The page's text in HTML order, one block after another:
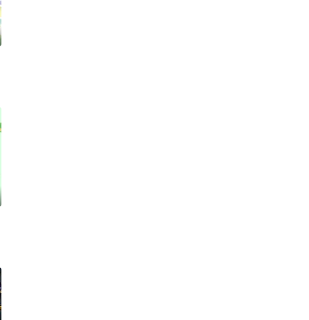
国军中步步高升的故事。
。然而有一天，她深爱的母亲去世了，美冶被鸿藏家族的本家收养。
在原作中广受欢迎的篇章，细腻地描绘了瑞稀、佐野、中津三人之间的情
不幸丧命。然而他
的都市。随着时间的推移，海上都市的规模越来越大，航路越
王后的追杀，目的在于以她为祭品咒杀凯鲁王子。在凯鲁的庇护与指导